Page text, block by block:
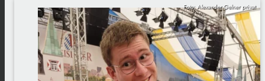
Foto: Alexander Gelner privat